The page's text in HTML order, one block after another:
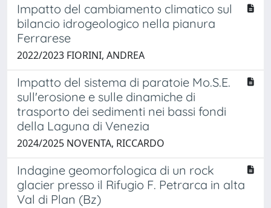
Impatto del cambiamento climatico sul
bilancio idrogeologico nella pianura
Ferrarese
2022/2023 FIORINI, ANDREA
Impatto del sistema di paratoie Mo.S.E.
sull'erosione e sulle dinamiche di
trasporto dei sedimenti nei bassi fondi
della Laguna di Venezia
2024/2025 NOVENTA, RICCARDO
Indagine geomorfologica di un rock
glacier presso il Rifugio F. Petrarca in alta
Val di Plan (Bz)